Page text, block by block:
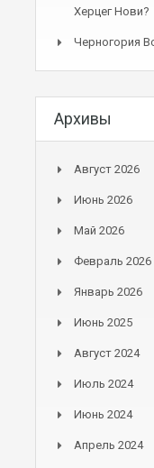
Херцег Нови?
Черногория
Архивы
Август 2026
Июнь 2026
Май 2026
Февраль 2026
Январь 2026
Июнь 2025
Август 2024
Июль 2024
Июнь 2024
Апрель 2024